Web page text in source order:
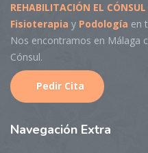
REHABILITACIÓN EL CÓNSUL
Fisioterapia y Podología en
Nos encontramos en Málaga
Cónsul.
Pedir Cita
Navegación Extra